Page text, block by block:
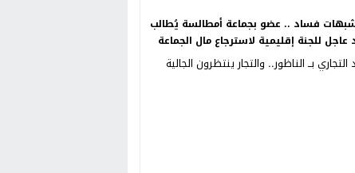
فساد .. عضو بجماعة أمطالسة يُطالب
عاجل للجنة إقليمية لاسترجاع مال الجماعة